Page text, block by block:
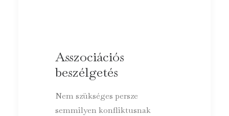
Asszociációs
beszélgetés
Nem szükséges persze
semmilyen konfliktusnak